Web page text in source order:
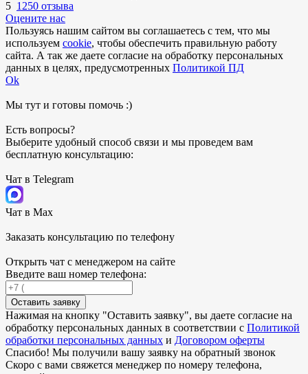
5 1250 отзыва
Оцените нас
Пользуясь нашим сайтом вы соглашаетесь с тем, что мы
используем cookie, чтобы обеспечить правильную работу
сайта. А так же даете согласие на обработку персональных
данных в целях, предусмотренных Политикой ПД
Ok
Мы тут и готовы помочь :)
Есть вопросы?
Выберите удобный способ связи и мы проведем вам
бесплатную консультацию:
Чат в Telegram
Чат в Max
Заказать консультацию по телефону
Открыть чат с менеджером на сайте
Введите ваш номер телефона:
Оставить заявку
Нажимая на кнопку "Оставить заявку", вы даете согласие на
обработку персональных данных в соответствии с Политикой
обработки персональных данных и Договором оферты
Спасибо! Мы получили вашу заявку на обратный звонок
Скоро с вами свяжется менеджер по номеру телефона,